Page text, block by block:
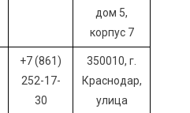
дом 5,
корпус 7
+7 (861)
252-17-
30
350010, г.
Краснодар,
улица